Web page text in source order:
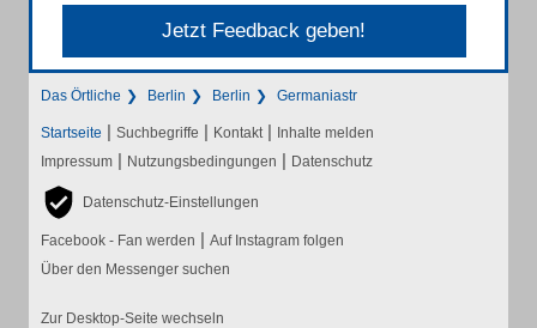
Jetzt Feedback geben!
Das Örtliche Berlin Berlin Germaniastr
Startseite | Suchbegriffe | Kontakt | Inhalte melden
Impressum | Nutzungsbedingungen | Datenschutz
Datenschutz-Einstellungen
Facebook - Fan werden | Auf Instagram folgen
Über den Messenger suchen
Zur Desktop-Seite wechseln